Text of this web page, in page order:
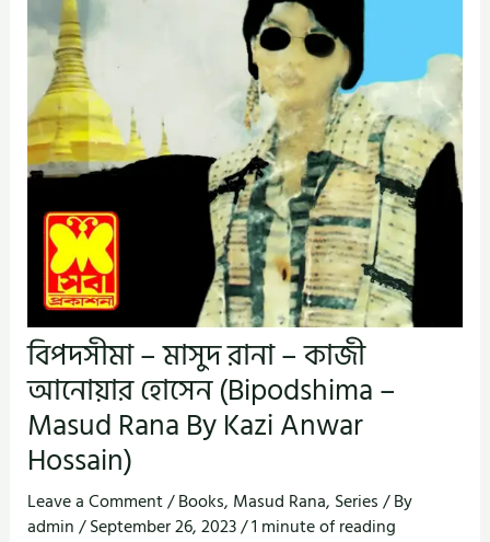
বিপদসীমা – মাসুদ রানা – কাজী
আনোয়ার হোসেন (Bipodshima –
Masud Rana By Kazi Anwar
Hossain)
Leave a Comment/Books, Masud Rana, Series/ By
admin/September 26, 2023/1 minute of reading